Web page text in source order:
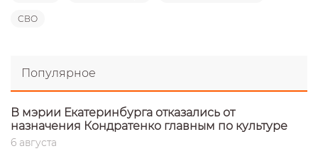
СВО
Популярное
В мэрии Екатеринбурга отказались от
назначения Кондратенко главным по культуре
6 августа